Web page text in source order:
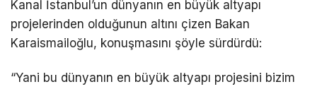
Kanal İstanbul’un dünyanın en büyük altyapı
projelerinden olduğunun altını çizen Bakan
Karaismailoğlu, konuşmasını şöyle sürdürdü:
“Yani bu dünyanın en büyük altyapı projesini bizim